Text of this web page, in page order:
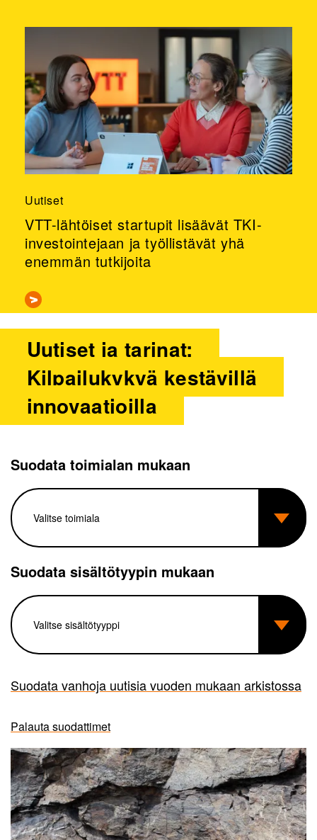
Uutiset
VTT-lähtöiset startupit lisäävät TKI-
investointejaan ja työllistävät yhä
enemmän tutkijoita
Uutiset ja tarinat:
Kilpailukykyä kestävillä
innovaatioilla
Suodata toimialan mukaan
Suodata sisältötyypin mukaan
Suodata vanhoja uutisia vuoden mukaan arkistossa
Palauta suodattimet